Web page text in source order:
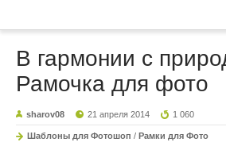
В гармонии с
Рамочка для фото
sharov08 21 апреля 2014 1 060
Шаблоны для Фотошоп / Рамки для Фото